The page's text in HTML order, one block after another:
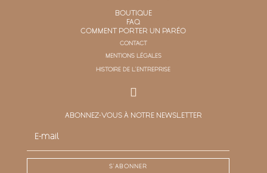
BOUTIQUE
FAQ
COMMENT PORTER UN PARÉO
CONTACT
MENTIONS LÉGALES
HISTOIRE DE L'ENTREPRISE
ABONNEZ-VOUS À NOTRE NEWSLETTER
S'ABONNER